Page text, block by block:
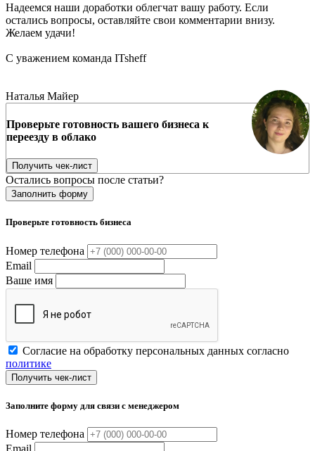
Надеемся наши доработки облегчат вашу работу. Если
остались вопросы, оставляйте свои комментарии внизу.
Желаем удачи!
С уважением команда ITsheff
Наталья Майер
Проверьте готовность вашего бизнеса к
переезду в облако
Получить чек-лист
Остались вопросы после статьи?
Заполнить форму
Проверьте готовность бизнеса
Номер телефона
Email
Ваше имя
Согласие на обработку персональных данных согласно
политике
Получить чек-лист
Заполните форму для связи с менеджером
Номер телефона
Email